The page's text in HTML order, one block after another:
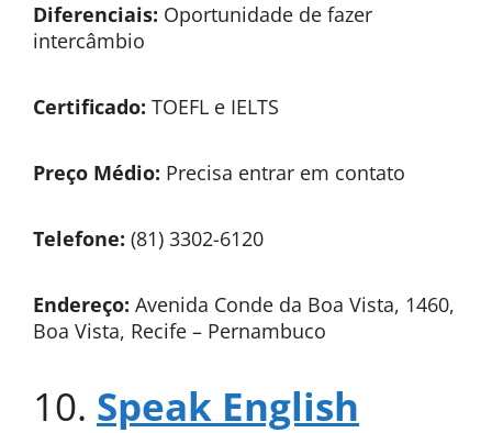
Diferenciais: Oportunidade de fazer
intercâmbio
Certificado: TOEFL e IELTS
Preço Médio: Precisa entrar em contato
Telefone: (81) 3302-6120
Endereço: Avenida Conde da Boa Vista, 1460,
Boa Vista, Recife – Pernambuco
10. Speak English